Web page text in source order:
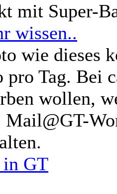
mit Super-
wissen..
wie dieses
pro Tag. Bei
wollen,
Mail@GT-
in GT